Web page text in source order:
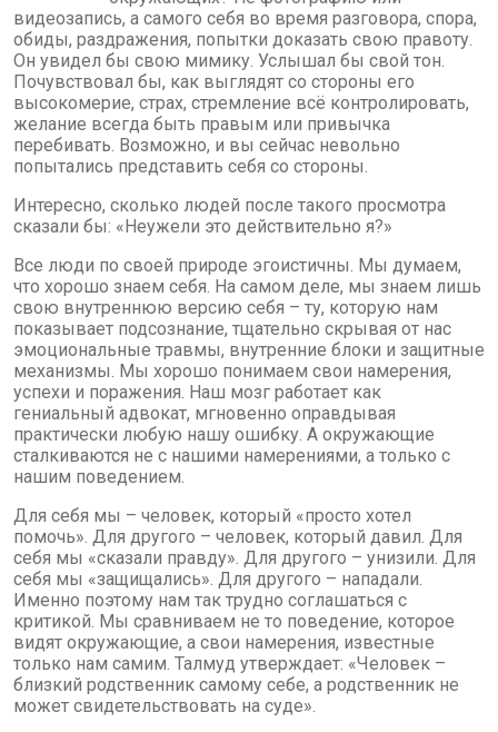
видеозапись, а самого себя во время разговора, спора,
обиды, раздражения, попытки доказать свою правоту.
Он увидел бы свою мимику. Услышал бы свой тон.
Почувствовал бы, как выглядят со стороны его
высокомерие, страх, стремление всё контролировать,
желание всегда быть правым или привычка
перебивать. Возможно, и вы сейчас невольно
попытались представить себя со стороны.
Интересно, сколько людей после такого просмотра
сказали бы: «Неужели это действительно я?»
Все люди по своей природе эгоистичны. Мы думаем,
что хорошо знаем себя. На самом деле, мы знаем лишь
свою внутреннюю версию себя – ту, которую нам
показывает подсознание, тщательно скрывая от нас
эмоциональные травмы, внутренние блоки и защитные
механизмы. Мы хорошо понимаем свои намерения,
успехи и поражения. Наш мозг работает как
гениальный адвокат, мгновенно оправдывая
практически любую нашу ошибку. А окружающие
сталкиваются не с нашими намерениями, а только с
нашим поведением.
Для себя мы – человек, который «просто хотел
помочь». Для другого – человек, который давил. Для
себя мы «сказали правду». Для другого – унизили. Для
себя мы «защищались». Для другого – нападали.
Именно поэтому нам так трудно соглашаться с
критикой. Мы сравниваем не то поведение, которое
видят окружающие, а свои намерения, известные
только нам самим. Талмуд утверждает: «Человек –
близкий родственник самому себе, а родственник не
может свидетельствовать на суде».